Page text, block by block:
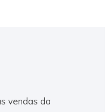
vendas da